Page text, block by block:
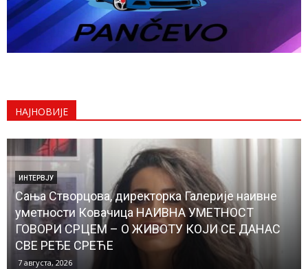
НАЈНОВИЈЕ
ЛОКАЛНА САМОУПРАВА
Почели радови на изградњи водовода до
Банатског Новог Села, чиме ће и ово место бити
прикључено на градску водоводну мрежу
КОНАЧНО ЋЕ НОВОСЕЉАНИ ИМАТИ...
6 августа, 2026